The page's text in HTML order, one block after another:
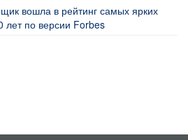
вошла в рейтинг самых ярких
лет по версии Forbes